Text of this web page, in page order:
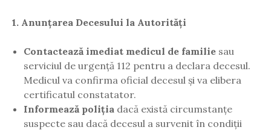
1. Anunțarea Decesului la Autorități
Contactează imediat medicul de familie sau
serviciul de urgență 112 pentru a declara decesul.
Medicul va confirma oficial decesul și va elibera
certificatul constatator.
Informează poliția dacă există circumstanțe
suspecte sau dacă decesul a survenit în condiții